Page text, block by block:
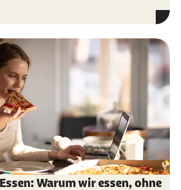
Warum wir essen, ohne